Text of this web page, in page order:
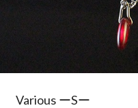
Various ーSー